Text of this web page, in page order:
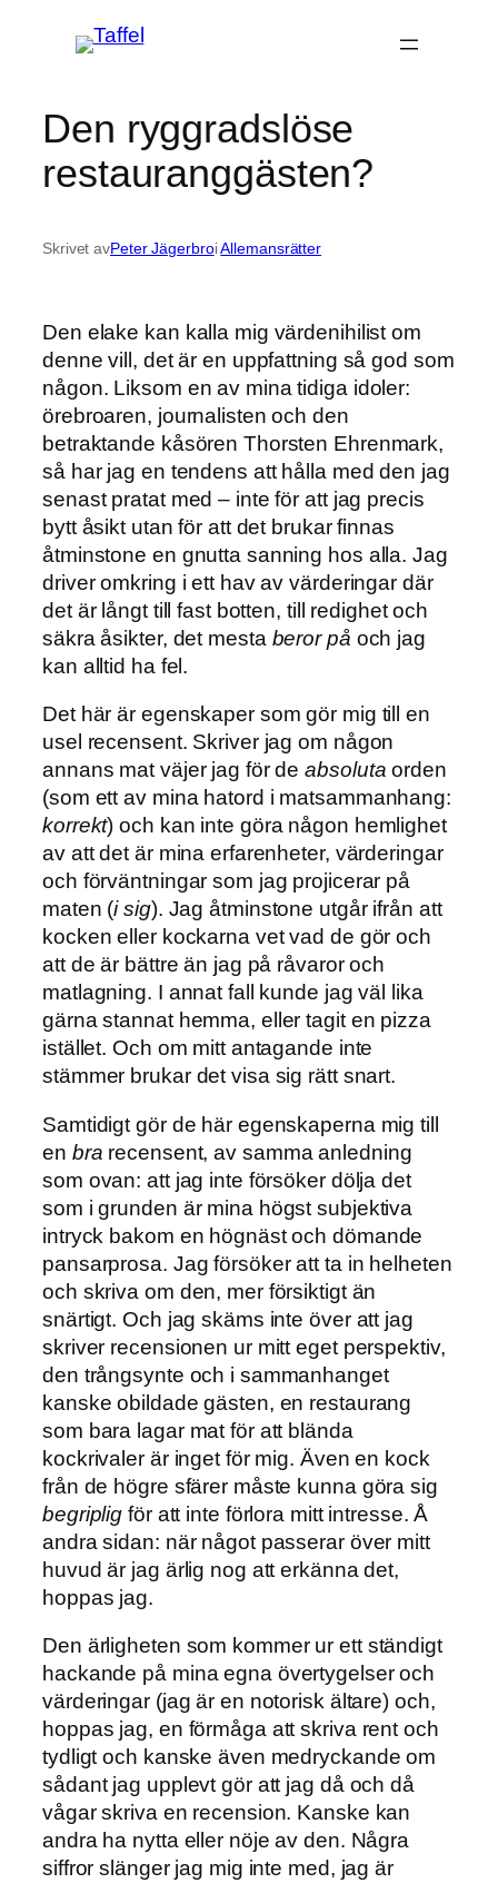
Den ryggradslöse
restauranggästen?
Skrivet avPeter JägerbroiAllemansrätter
Den elake kan kalla mig värdenihilist om
denne vill, det är en uppfattning så god som
någon. Liksom en av mina tidiga idoler:
örebroaren, journalisten och den
betraktande kåsören Thorsten Ehrenmark,
så har jag en tendens att hålla med den jag
senast pratat med – inte för att jag precis
bytt åsikt utan för att det brukar finnas
åtminstone en gnutta sanning hos alla. Jag
driver omkring i ett hav av värderingar där
det är långt till fast botten, till redighet och
säkra åsikter, det mesta beror på och jag
kan alltid ha fel.
Det här är egenskaper som gör mig till en
usel recensent. Skriver jag om någon
annans mat väjer jag för deabsolutaorden
(som ett av mina hatord i matsammanhang:
korrekt) och kan inte göra någon hemlighet
av att det är mina erfarenheter, värderingar
och förväntningar som jag projicerar på
maten (i sig). Jag åtminstone utgår ifrån att
kocken eller kockarna vet vad de gör och
att de är bättre än jag på råvaror och
matlagning. I annat fall kunde jag väl lika
gärna stannat hemma, eller tagit en pizza
istället. Och om mitt antagande inte
stämmer brukar det visa sig rätt snart.
Samtidigt gör de här egenskaperna mig till
en bra recensent, av samma anledning
som ovan: att jag inte försöker dölja det
som i grunden är mina högst subjektiva
intryck bakom en högnäst och dömande
pansarprosa. Jag försöker att ta in helheten
och skriva om den, mer försiktigt än
snärtigt. Och jag skäms inte över att jag
skriver recensionen ur mitt eget perspektiv,
den trångsynte och i sammanhanget
kanske obildade gästen, en restaurang
som bara lagar mat för att blända
kockrivaler är inget för mig. Även en kock
från de högre sfärer måste kunna göra sig
begriplig för att inte förlora mitt intresse. Å
andra sidan: när något passerar över mitt
huvud är jag ärlig nog att erkänna det,
hoppas jag.
Den ärligheten som kommer ur ett ständigt
hackande på mina egna övertygelser och
värderingar (jag är en notorisk ältare) och,
hoppas jag, en förmåga att skriva rent och
tydligt och kanske även medryckande om
sådant jag upplevt gör att jag då och då
vågar skriva en recension. Kanske kan
andra ha nytta eller nöje av den. Några
siffror slänger jag mig inte med, jag är